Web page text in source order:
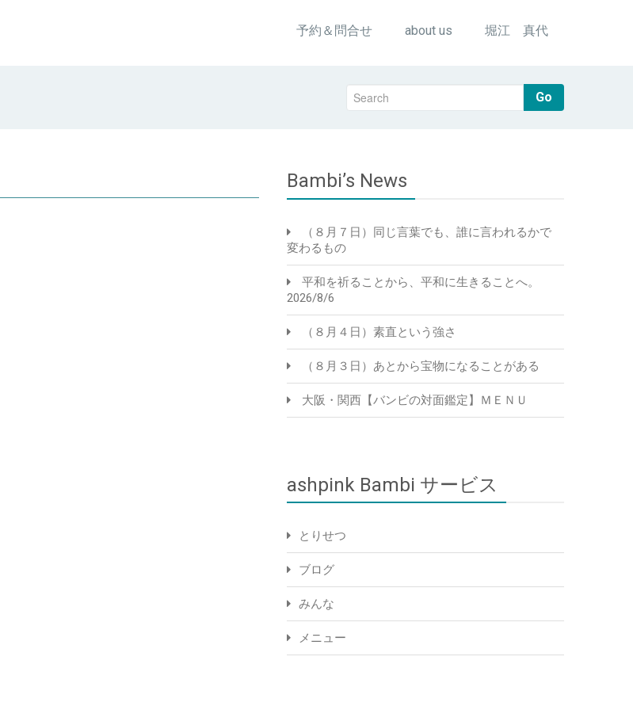
予約＆問合せ about us 堀江 真代
Go
Bambi’s News
（８月７日）同じ言葉でも、誰に言われるかで
変わるもの
平和を祈ることから、平和に生きることへ。
2026/8/6
（８月４日）素直という強さ
（８月３日）あとから宝物になることがある
大阪・関西【バンビの対面鑑定】ＭＥＮＵ
ashpink Bambi サービス
とりせつ
ブログ
みんな
メニュー